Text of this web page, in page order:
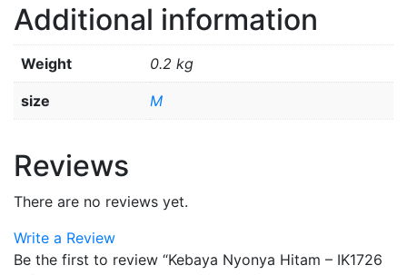
Additional information
Weight 0.2 kg
size M
Reviews
There are no reviews yet.
Write a Review
Be the first to review “Kebaya Nyonya Hitam – IK1726